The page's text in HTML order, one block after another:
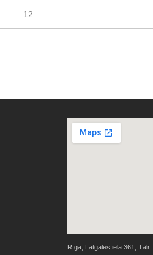
12
Rīga, Latgales iela 361, Tālr.: